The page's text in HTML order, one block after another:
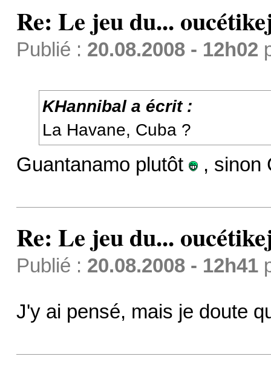
Re: Le jeu du...
Publié : 20.08.2008 - 12h02
KHannibal a écrit :
La Havane, Cuba ?
Guantanamo plutôt , sinon
Re: Le jeu du...
Publié : 20.08.2008 - 12h41
J'y ai pensé, mais je doute